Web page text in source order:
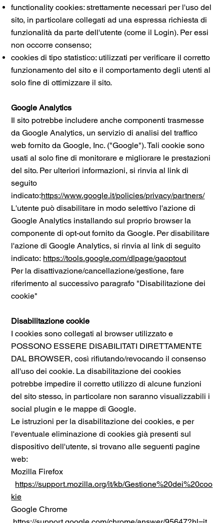
functionality cookies: strettamente necessari per l'uso del
sito, in particolare collegati ad una espressa richiesta di
funzionalità da parte dell'utente (come il Login). Per essi
non occorre consenso;
cookies di tipo statistico: utilizzati per verificare il corretto
funzionamento del sito e il comportamento degli utenti al
solo fine di ottimizzare il sito.
Google Analytics
Il sito potrebbe includere anche componenti trasmesse
da Google Analytics, un servizio di analisi del traffico
web fornito da Google, Inc. ("Google"). Tali cookie sono
usati al solo fine di monitorare e migliorare le prestazioni
del sito. Per ulteriori informazioni, si rinvia al link di
seguito
indicato:https://www.google.it/policies/privacy/partners/
L'utente può disabilitare in modo selettivo l'azione di
Google Analytics installando sul proprio browser la
componente di opt-out fornito da Google. Per disabilitare
l'azione di Google Analytics, si rinvia al link di seguito
indicato: https://tools.google.com/dlpage/gaoptout
Per la disattivazione/cancellazione/gestione, fare
riferimento al successivo paragrafo "Disabilitazione dei
cookie"
Disabilitazione cookie
I cookies sono collegati al browser utilizzato e
POSSONO ESSERE DISABILITATI DIRETTAMENTE
DAL BROWSER, così rifiutando/revocando il consenso
all'uso dei cookie. La disabilitazione dei cookies
potrebbe impedire il corretto utilizzo di alcune funzioni
del sito stesso, in particolare non saranno visualizzabili i
social plugin e le mappe di Google.
Le istruzioni per la disabilitazione dei cookies, e per
l'eventuale eliminazione di cookies già presenti sul
dispositivo dell'utente, si trovano alle seguenti pagine
web:
Mozilla Firefox
https://support.mozilla.org/it/kb/Gestione%20dei%20coo
kie
Google Chrome